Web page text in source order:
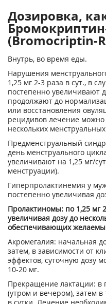
Дозировка,
(Bromocriptin-
Внутрь, во время еды.
Нарушения
1,25 мг 2-3 раза в сут., в
постепенно увеличивают
продолжают до
или восстановления
рецидивов лечение
нескольких
Предменструальный
день менструального
увеличивают на 1,25 мг/
менструации).
Гиперпролактинемия у
постепенно увеличивая
Пролактиномы: по 1,25 мг
увеличивая дозу до
обеспечивающих
Акромегалия: начальная
затем, в зависимости от
эффектов, суточную дозу
10-20 мг.
Прекращение лактации: в
(утром и вечером), затем